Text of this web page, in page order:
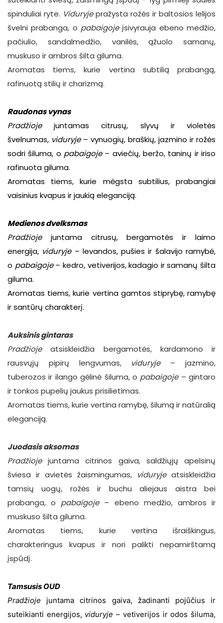
spinduliai ryte. Viduryjepražysta rožės ir baltosios lelijos
švelni prabanga, o pabaigojeįsivyrauja ebeno medžio,
pačiulio, sandalmedžio, vanilės, ąžuolo samanų,
muskuso ir ambros šilta giluma.
Aromatas tiems, kurie vertina subtilią prabangą,
rafinuotą stilių ir charizmą.
Raudonas vynas
Pradžiojejuntamas citrusų, slyvų ir violetės
švelnumas, viduryje– vynuogių, braškių, jazmino ir rožės
sodri šiluma, o pabaigoje– aviečių, beržo, taninų ir iriso
rafinuota giluma.
Aromatas tiems, kurie mėgsta subtilius, prabangiai
vaisinius kvapus ir jaukią eleganciją.
Medienos dvelksmas
Pradžiojejuntama citrusų, bergamotės ir laimo
energija, viduryje– levandos, pušies ir šalavijo ramybė,
o pabaigoje– kedro, vetiverijos, kadagio ir samanų šilta
giluma.
Aromatas tiems, kurie vertina gamtos stiprybę, ramybę
ir santūrų charakterį.
Auksinis gintaras
Pradžiojeatsiskleidžia bergamotės, kardamono ir
rausvųjų pipirų lengvumas, viduryje– jazmino,
tuberozos ir ilango gėlinė šiluma, o pabaigoje– gintaro
ir tonkos pupelių jaukus prisilietimas.
Aromatas tiems, kurie vertina ramybę, šilumą irnatūralią
eleganciją.
Juodasis aksomas
Pradžiojejuntama citrinos gaiva, saldžiųjų apelsinų
šviesa ir avietės žaismingumas, viduryjeatsiskleidžia
tamsių uogų, rožės ir buchu aliejaus aistra bei
prabanga, o pabaigoje– ebeno medžio, ambros ir
muskuso šilta giluma.
Aromatas tiems, kurie vertina išraiškingus,
charakteringus kvapus ir nori palikti nepamirštamą
įspūdį.
Tamsusis OUD
Pradžioje juntama citrinos gaiva, žadinanti pojūčius ir
suteikianti energijos, viduryje – vetiverijos ir odos šiluma,